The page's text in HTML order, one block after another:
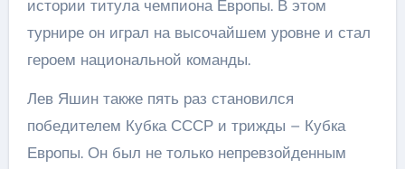
истории титула чемпиона Европы. В этом
турнире он играл на высочайшем уровне и стал
героем национальной команды.
Лев Яшин также пять раз становился
победителем Кубка СССР и трижды – Кубка
Европы. Он был не только непревзойденным